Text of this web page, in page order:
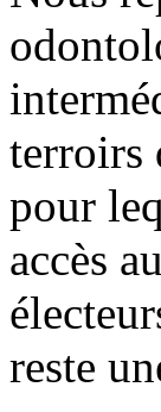
terroirs
pour
accès
reste